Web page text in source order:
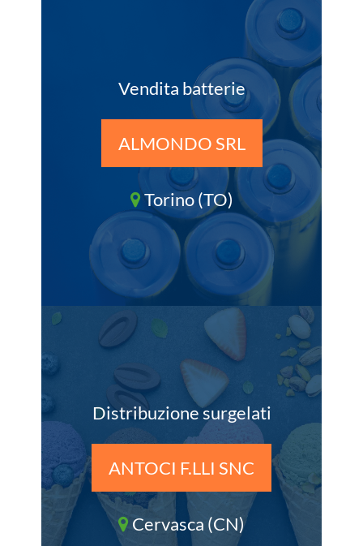
Vendita batterie
ALMONDO SRL
Torino (TO)
Distribuzione surgelati
ANTOCI F.LLI SNC
Cervasca (CN)